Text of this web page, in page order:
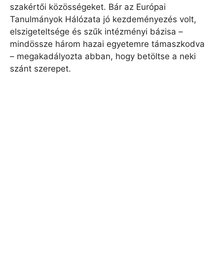
szakértői közösségeket. Bár az Európai
Tanulmányok Hálózata jó kezdeményezés volt,
elszigeteltsége és szűk intézményi bázisa –
mindössze három hazai egyetemre támaszkodva
– megakadályozta abban, hogy betöltse a neki
szánt szerepet.